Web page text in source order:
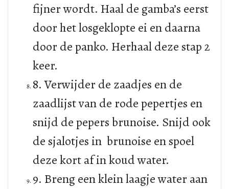
fijner wordt. Haal de gamba’s eerst
door het losgeklopte ei en daarna
door de panko. Herhaal deze stap 2
keer.
8. Verwijder de zaadjes en de
zaadlijst van de rode pepertjes en
snijd de pepers brunoise. Snijd ook
de sjalotjes in brunoise en spoel
deze kort af in koud water.
9. Breng een klein laagje water aan